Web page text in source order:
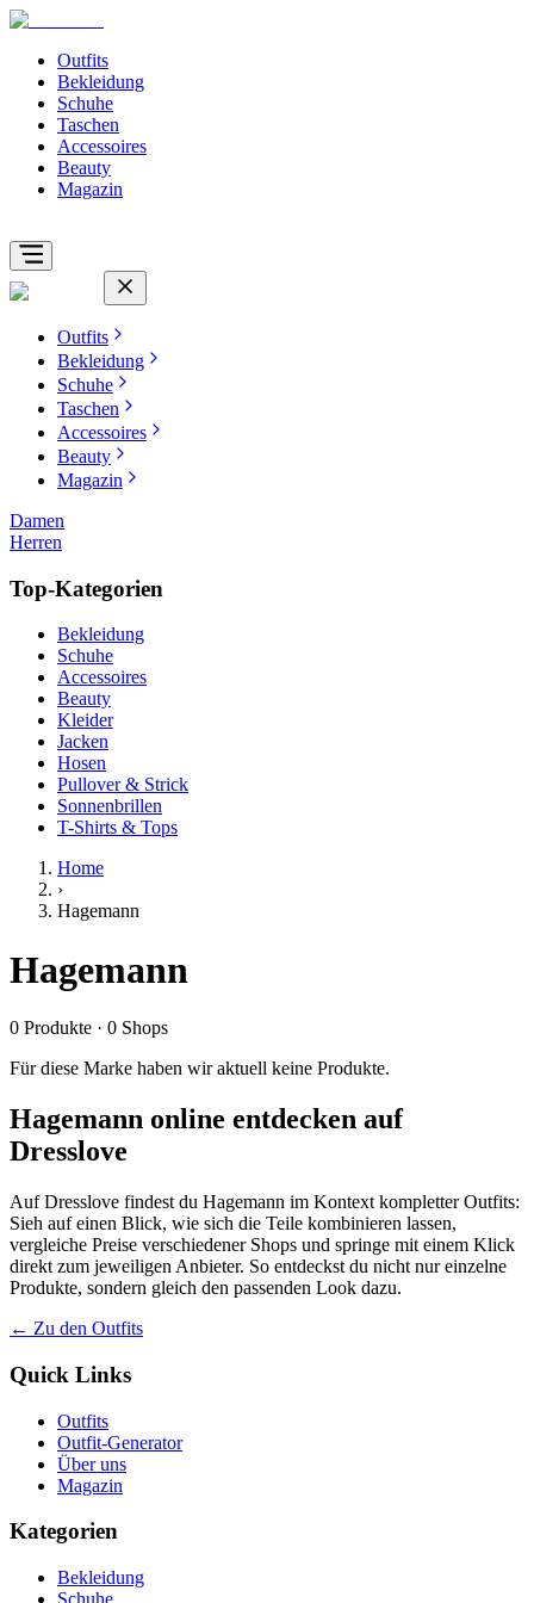
Outfits
Bekleidung
Schuhe
Taschen
Accessoires
Beauty
Magazin
Outfits
Bekleidung
Schuhe
Taschen
Accessoires
Beauty
Magazin
Damen
Herren
Top-Kategorien
Bekleidung
Schuhe
Accessoires
Beauty
Kleider
Jacken
Hosen
Pullover & Strick
Sonnenbrillen
T-Shirts & Tops
Home
›
Hagemann
Hagemann
0 Produkte · 0 Shops
Für diese Marke haben wir aktuell keine Produkte.
Hagemann online entdecken auf
Dresslove
Auf Dresslove findest du Hagemann im Kontext kompletter Outfits:
Sieh auf einen Blick, wie sich die Teile kombinieren lassen,
vergleiche Preise verschiedener Shops und springe mit einem Klick
direkt zum jeweiligen Anbieter. So entdeckst du nicht nur einzelne
Produkte, sondern gleich den passenden Look dazu.
← Zu den Outfits
Quick Links
Outfits
Outfit-Generator
Über uns
Magazin
Kategorien
Bekleidung
Schuhe